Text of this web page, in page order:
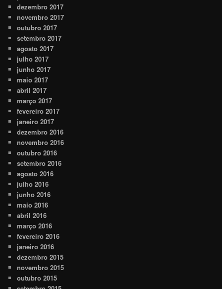
dezembro 2017
novembro 2017
outubro 2017
setembro 2017
agosto 2017
julho 2017
junho 2017
maio 2017
abril 2017
março 2017
fevereiro 2017
janeiro 2017
dezembro 2016
novembro 2016
outubro 2016
setembro 2016
agosto 2016
julho 2016
junho 2016
maio 2016
abril 2016
março 2016
fevereiro 2016
janeiro 2016
dezembro 2015
novembro 2015
outubro 2015